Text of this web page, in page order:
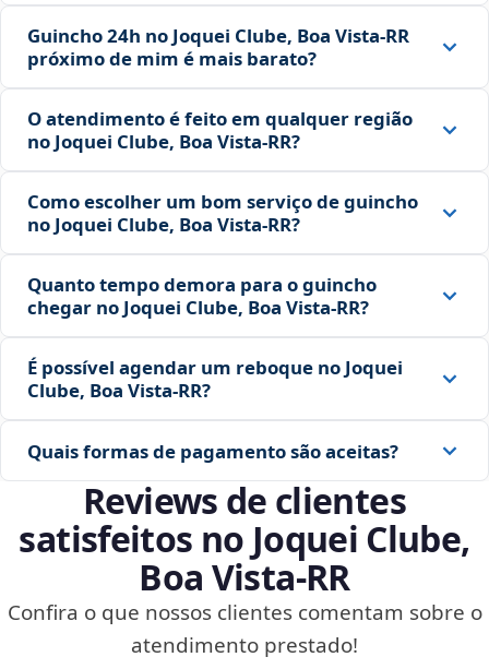
Guincho 24h no Joquei Clube, Boa Vista‑RR
próximo de mim é mais barato?
O atendimento é feito em qualquer região
no Joquei Clube, Boa Vista‑RR?
Como escolher um bom serviço de guincho
no Joquei Clube, Boa Vista‑RR?
Quanto tempo demora para o guincho
chegar no Joquei Clube, Boa Vista‑RR?
É possível agendar um reboque no Joquei
Clube, Boa Vista‑RR?
Quais formas de pagamento são aceitas?
Reviews de clientes
satisfeitos no Joquei Clube,
Boa Vista‑RR
Confira o que nossos clientes comentam sobre o
atendimento prestado!